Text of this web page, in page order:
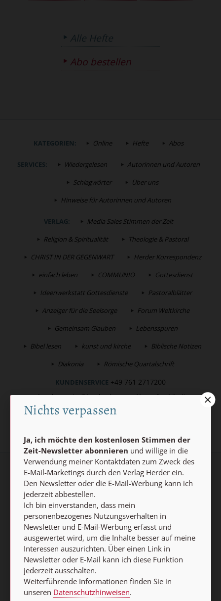
Alle Hefte
Abo bestellen
KATEGORIEN: Online Hefte Abos
SERVICES: Wiedergelesen
Autorinnen und Autoren
Schlagwörter
Über uns
Hinweise für Autorinnen und Autoren
VERLAG:
Media Sales Stimmen der Zeit
Religion & Spiritualität
Theologie & Pastoral
CHRIST IN DER GEGENWART
Herder Korrespondenz
einfach leben
COMMUNIO
Gottesdienst
Ideenwerkstatt Gottesdienste
Pastoralblätter
Anzeiger für die Seelsorge
Forum Weltkirche
Gemeinsam Glauben
Lebensspuren
Bibel lesen
kunst und kirche
Biblische Notizen
Diakonia
Römische Quartalschrift
KUNDENSERVICE +49 761 2717200
kundenservice@herder.de Abo online kündigen
Stimmen der Zeit-Newsletter
Ja, ich möchte den kostenlosen Stimmen der Zeit-
Newsletter abonnierenund willige in die Verwendung
meiner Kontaktdaten zum Zweck des E-Mail-Marketings
durch den Verlag Herder ein. Den Newsletter oder die E-
Mail-Werbung kann ich jederzeit abbestellen.
Ich bin einverstanden, dass mein personenbezogenes
Nutzungsverhalten in Newsletter und E-Mail-Werbung
erfasst und ausgewertet wird, um die Inhalte besser auf
Nichts verpassen
Ja, ich möchte den kostenlosen Stimmen der
Zeit-Newsletter abonnieren und willige in die
Verwendung meiner Kontaktdaten zum Zweck des
E-Mail-Marketings durch den Verlag Herder ein.
Den Newsletter oder die E-Mail-Werbung kann ich
jederzeit abbestellen.
Ich bin einverstanden, dass mein
personenbezogenes Nutzungsverhalten in
Newsletter und E-Mail-Werbung erfasst und
ausgewertet wird, um die Inhalte besser auf meine
Interessen auszurichten. Über einen Link in
Newsletter oder E-Mail kann ich diese Funktion
jederzeit ausschalten.
Weiterführende Informationen finden Sie in
unseren Datenschutzhinweisen.